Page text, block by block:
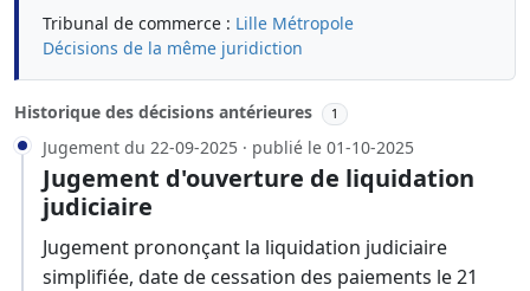
Tribunal de commerce : Lille Métropole
Décisions de la même juridiction
Historique des décisions antérieures 1
Jugement du 22-09-2025 · publié le 01-10-2025
Jugement d'ouverture de liquidation
judiciaire
Jugement prononçant la liquidation judiciaire
simplifiée, date de cessation des paiements le 21